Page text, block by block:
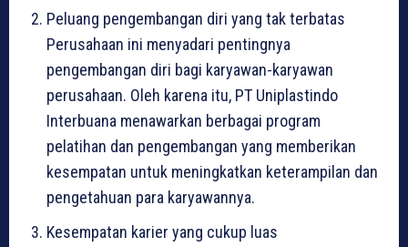
Peluang pengembangan diri yang tak terbatas
Perusahaan ini menyadari pentingnya
pengembangan diri bagi karyawan-karyawan
perusahaan. Oleh karena itu, PT Uniplastindo
Interbuana menawarkan berbagai program
pelatihan dan pengembangan yang memberikan
kesempatan untuk meningkatkan keterampilan dan
pengetahuan para karyawannya.
Kesempatan karier yang cukup luas